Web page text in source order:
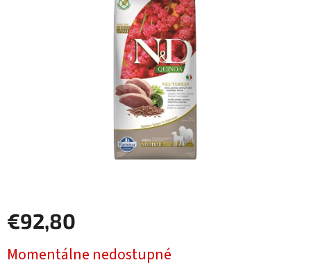
€92,80
cena:
Momentálne nedostupné